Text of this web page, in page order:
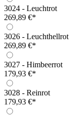
3024 - Leuchtrot
269,89 €*
3026 - Leuchthellrot
269,89 €*
3027 - Himbeerrot
179,93 €*
3028 - Reinrot
179,93 €*